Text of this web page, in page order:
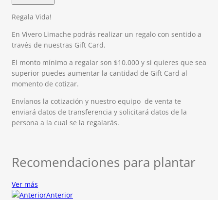
Regala Vida!
En Vivero Limache podrás realizar un regalo con sentido a
través de nuestras Gift Card.
El monto mínimo a regalar son $10.000 y si quieres que sea
superior puedes aumentar la cantidad de Gift Card al
momento de cotizar.
Envíanos la cotización y nuestro equipo de venta te
enviará datos de transferencia y solicitará datos de la
persona a la cual se la regalarás.
Recomendaciones para plantar
Ver más
Anterior